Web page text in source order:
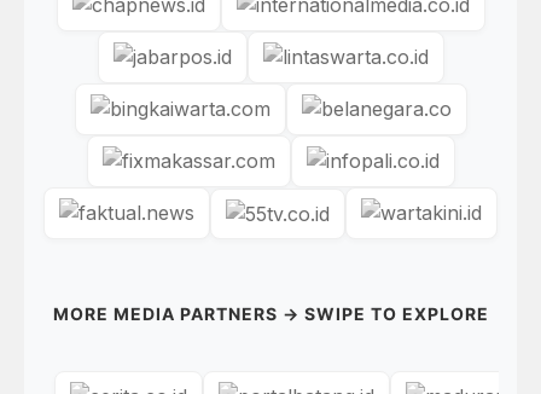
MORE MEDIA PARTNERS → SWIPE TO EXPLORE